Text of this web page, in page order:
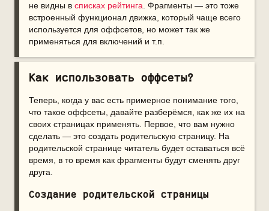
не видны в списках рейтинга. Фрагменты — это тоже
встроенный функционал движка, который чаще всего
используется для оффсетов, но может так же
применяться для включений и т.п.
Как использовать оффсеты?
Теперь, когда у вас есть примерное понимание того,
что такое оффсеты, давайте разберёмся, как же их на
своих страницах применять. Первое, что вам нужно
сделать — это создать родительскую страницу. На
родительской странице читатель будет оставаться всё
время, в то время как фрагменты будут сменять друг
друга.
Создание родительской страницы